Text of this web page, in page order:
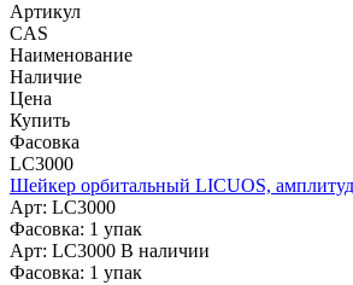
Артикул
CAS
Наименование
Наличие
Цена
Купить
Фасовка
LC3000
Шейкер орбитальный LICUOS,
Арт: LC3000
Фасовка: 1 упак
Арт: LC3000 В наличии
Фасовка: 1 упак